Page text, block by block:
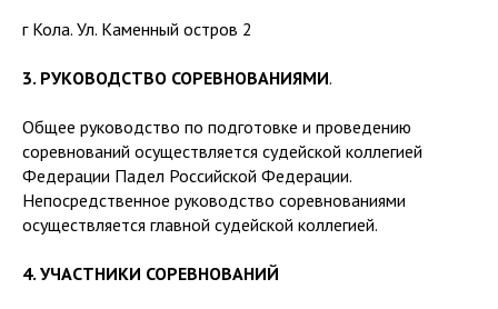
г Кола. Ул. Каменный остров 2
3. РУКОВОДСТВО СОРЕВНОВАНИЯМИ.
Общее руководство по подготовке и проведению
соревнований осуществляется судейской коллегией
Федерации Падел Российской Федерации.
Непосредственное руководство соревнованиями
осуществляется главной судейской коллегией.
4. УЧАСТНИКИ СОРЕВНОВАНИЙ